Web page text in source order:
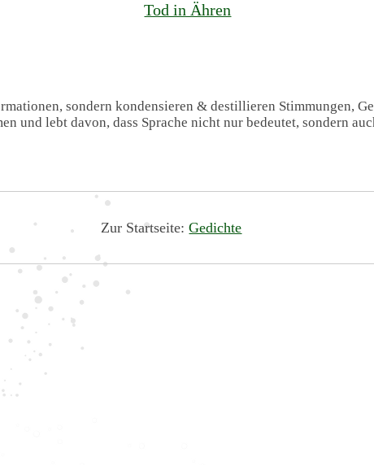
Tod in Ähren
sondern kondensieren & destillieren Stimmungen,
und lebt davon, dass Sprache nicht nur bedeutet, sondern
Zur Startseite:Gedichte